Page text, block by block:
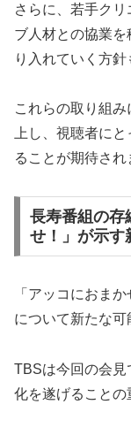
さらに、若手ク
ブ人材との協業
り入れていく方針
これらの取り組
上し、視聴者に
ることが期待され
長寿番組の存
せ！」が示す
「アッコにおま
について新たな可
TBSは今回の会見
化を遂げることの